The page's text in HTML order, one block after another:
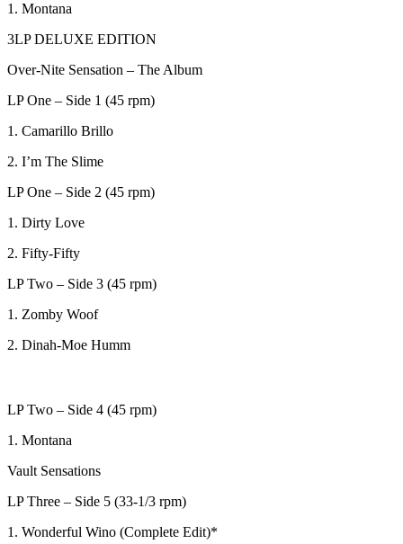
1. Montana
3LP DELUXE EDITION
Over-Nite Sensation – The Album
LP One – Side 1 (45 rpm)
1. Camarillo Brillo
2. I’m The Slime
LP One – Side 2 (45 rpm)
1. Dirty Love
2. Fifty-Fifty
LP Two – Side 3 (45 rpm)
1. Zomby Woof
2. Dinah-Moe Humm
LP Two – Side 4 (45 rpm)
1. Montana
Vault Sensations
LP Three – Side 5 (33-1/3 rpm)
1. Wonderful Wino (Complete Edit)*